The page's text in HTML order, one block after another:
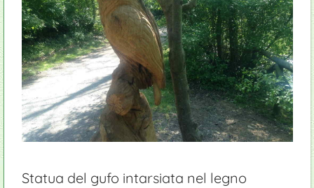
Statua del gufo intarsiata nel legno